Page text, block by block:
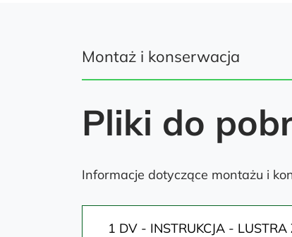
Montaż i konserwacja
Pliki do
Informacje dotyczące montażu i
1 DV - INSTRUKCJA -